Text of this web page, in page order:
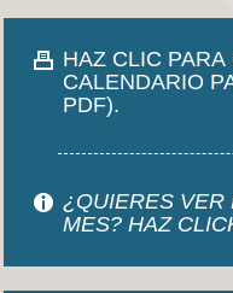
HAZ CLIC
CALENDARIO
PDF).
¿QUIERES VER
MES? HAZ